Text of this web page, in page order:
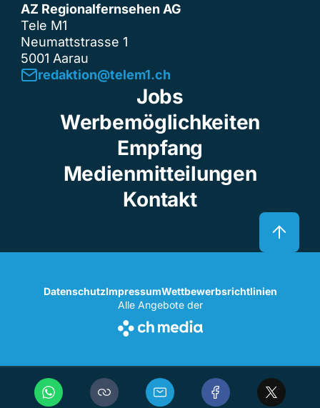
AZ Regionalfernsehen AG
Tele M1
Neumattstrasse 1
5001 Aarau
redaktion@telem1.ch
Jobs
Werbemöglichkeiten
Empfang
Medienmitteilungen
Kontakt
DatenschutzImpressumWettbewerbsrichtlinien
Alle Angebote der